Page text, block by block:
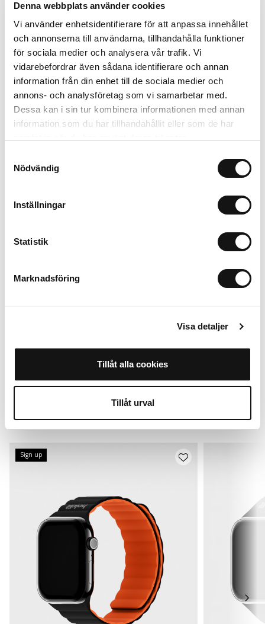
Denna webbplats använder cookies
Vi använder enhetsidentifierare för att anpassa innehållet
och annonserna till användarna, tillhandahålla funktioner
för sociala medier och analysera vår trafik. Vi
vidarebefordrar även sådana identifierare och annan
information från din enhet till de sociala medier och
annons- och analysföretag som vi samarbetar med.
Dessa kan i sin tur kombinera informationen med annan
information som du har tillhandahållit eller som de har
Nödvändig
Inställningar
Statistik
Marknadsföring
Visa detaljer
Tillåt alla cookies
Tillåt urval
Kombinera med
Limited Edition
MagSafe Fit
Magsafe Compatible
Nyhet
Betyg:
4.3
+
Till Apple Watch 42*/44/45/46/49 mm
Alternativ
Sign up